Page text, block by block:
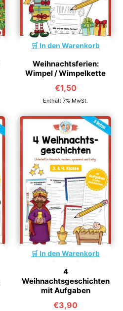
In den Warenkorb
Weihnachtsferien:
Wimpel / Wimpelkette
€1,50
Enthält 7% MwSt.
In den Warenkorb
4
Weihnachtsgeschichten
mit Aufgaben
€3,90